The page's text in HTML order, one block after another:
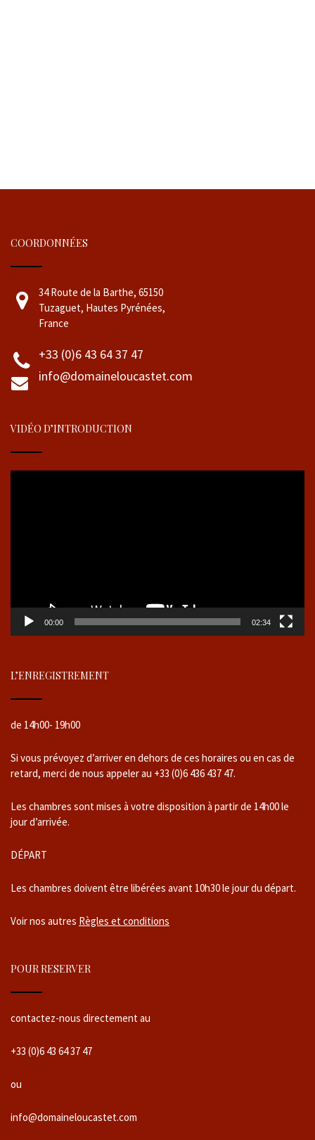
COORDONNÉES
34 Route de la Barthe, 65150
Tuzaguet, Hautes Pyrénées,
France
+33 (0)6 43 64 37 47
info@domaineloucastet.com
VIDÉO D’INTRODUCTION
Lecteur
00:00 02:34
L’ENREGISTREMENT
de 14h00- 19h00
Si vous prévoyez d’arriver en dehors de ces horaires ou en cas de
retard, merci de nous appeler au +33 (0)6 436 437 47.
Les chambres sont mises à votre disposition à partir de 14h00 le
jour d’arrivée.
DÉPART
Les chambres doivent être libérées avant 10h30 le jour du départ.
Voir nos autres Règles et conditions
POUR RESERVER
contactez-nous directement au
+33 (0)6 43 64 37 47
ou
info@domaineloucastet.com